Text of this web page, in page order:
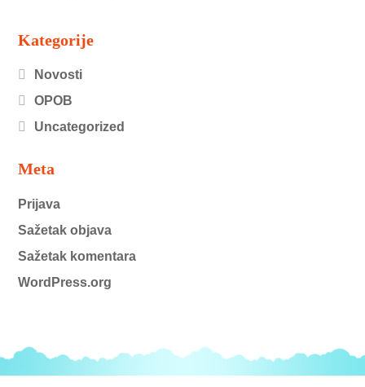
Kategorije
Novosti
OPOB
Uncategorized
Meta
Prijava
Sažetak objava
Sažetak komentara
WordPress.org